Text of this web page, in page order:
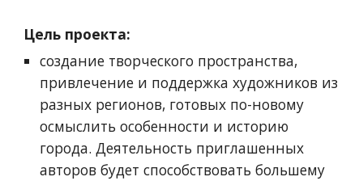
Цель проекта:
создание творческого пространства,
привлечение и поддержка художников из
разных регионов, готовых по-новому
осмыслить особенности и историю
города. Деятельность приглашенных
авторов будет способствовать большему